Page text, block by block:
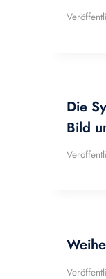
Die
Bild